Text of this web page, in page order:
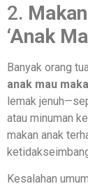
2.
‘Anak
Banyak orang
anak mau
lemak
atau minuman
makan anak
Kesalahan